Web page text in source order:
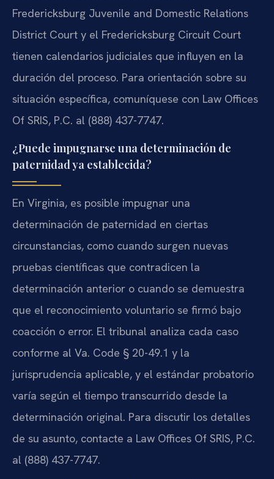
Fredericksburg Juvenile and Domestic Relations
District Court y el Fredericksburg Circuit Court
tienen calendarios judiciales que influyen en la
duración del proceso. Para orientación sobre su
situación específica, comuníquese con Law Offices
Of SRIS, P.C. al (888) 437-7747.
¿Puede impugnarse una determinación de
paternidad ya establecida?
En Virginia, es posible impugnar una
determinación de paternidad en ciertas
circunstancias, como cuando surgen nuevas
pruebas científicas que contradicen la
determinación anterior o cuando se demuestra
que el reconocimiento voluntario se firmó bajo
coacción o error. El tribunal analiza cada caso
conforme al Va. Code § 20-49.1 y la
jurisprudencia aplicable, y el estándar probatorio
varía según el tiempo transcurrido desde la
determinación original. Para discutir los detalles
de su asunto, contacte a Law Offices Of SRIS, P.C.
al (888) 437-7747.